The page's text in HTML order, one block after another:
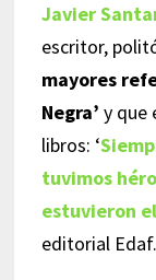
Javier
escritor,
mayores
Negra’ y que
libros: ‘
tuvimos
estuvieron
editorial Edaf.